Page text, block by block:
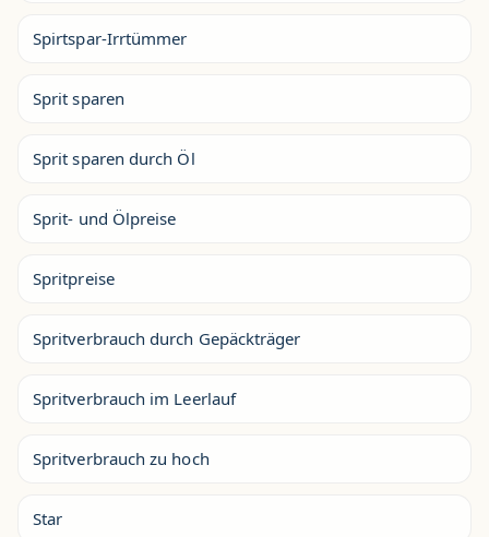
Spirtspar-Irrtümmer
Sprit sparen
Sprit sparen durch Öl
Sprit- und Ölpreise
Spritpreise
Spritverbrauch durch Gepäckträger
Spritverbrauch im Leerlauf
Spritverbrauch zu hoch
Star